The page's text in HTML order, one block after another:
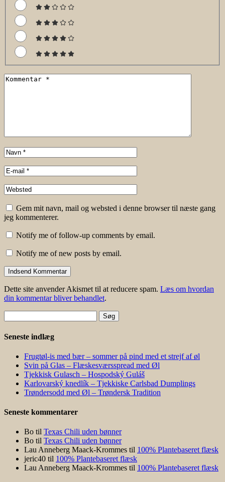
Gem mit navn, mail og websted i denne browser til næste gang
jeg kommenterer.
Notify me of follow-up comments by email.
Notify me of new posts by email.
Dette site anvender Akismet til at reducere spam. Læs om hvordan
din kommentar bliver behandlet.
efter:
Seneste indlæg
Frugtøl-is med bær – sommer på pind med et strejf af øl
Svin på Glas – Flæskesværsspread med Øl
Tjekkisk Gulasch – Hospodský Guláš
Karlovarský knedlík – Tjekkiske Carlsbad Dumplings
Trøndersodd med Øl – Trøndersk Tradition
Seneste kommentarer
Bo til Texas Chili uden bønner
Bo til Texas Chili uden bønner
Lau Anneberg Maack-Krommes til 100% Plantebaseret flæsk
jeric40 til 100% Plantebaseret flæsk
Lau Anneberg Maack-Krommes til 100% Plantebaseret flæsk